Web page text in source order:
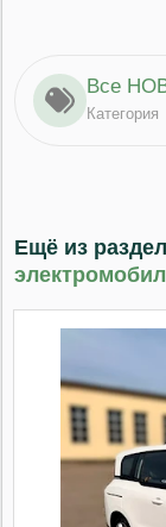
Все
Категория
Ещё из